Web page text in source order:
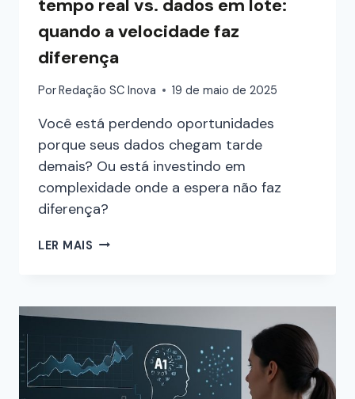
tempo real vs. dados em lote:
quando a velocidade faz
diferença
PorRedação SC Inova 19 de maio de 2025
Você está perdendo oportunidades
porque seus dados chegam tarde
demais? Ou está investindo em
complexidade onde a espera não faz
diferença?
LER MAIS